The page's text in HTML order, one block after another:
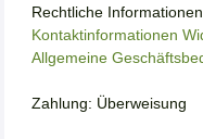
Rechtliche
Kontaktinformationen
Allgemeine
Zahlung: Überweisung